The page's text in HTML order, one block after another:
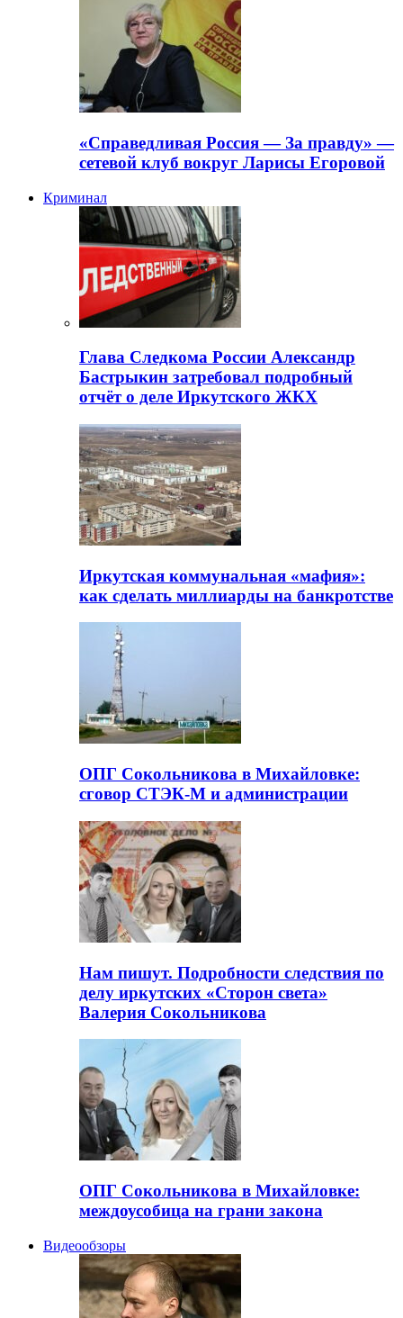
«Справедливая Россия — За правду» —
сетевой клуб вокруг Ларисы Егоровой
Криминал
Глава Следкома России Александр
Бастрыкин затребовал подробный
отчёт о деле Иркутского ЖКХ
Иркутская коммунальная «мафия»:
как сделать миллиарды на банкротстве
ОПГ Сокольникова в Михайловке:
сговор СТЭК-М и администрации
Нам пишут. Подробности следствия по
делу иркутских «Сторон света»
Валерия Сокольникова
ОПГ Сокольникова в Михайловке:
междоусобица на грани закона
Видеообзоры